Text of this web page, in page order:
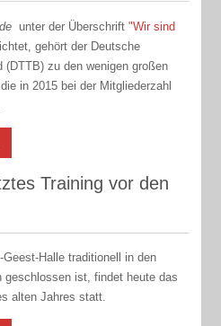
unter der Überschrift"Wir sind
gehört der Deutsche
(DTTB) zu den wenigen großen
in 2015 bei der Mitgliederzahl
Training vor den
Geest-Halle traditionell in den
geschlossen ist, findet heute das
alten Jahres statt.